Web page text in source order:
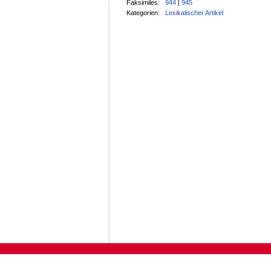
Faksimiles:
944 |945
Kategorien:
Lexikalischer Artikel